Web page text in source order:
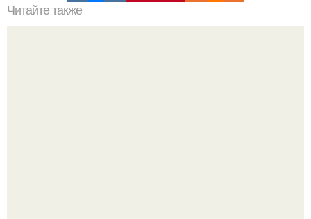
Читайте также